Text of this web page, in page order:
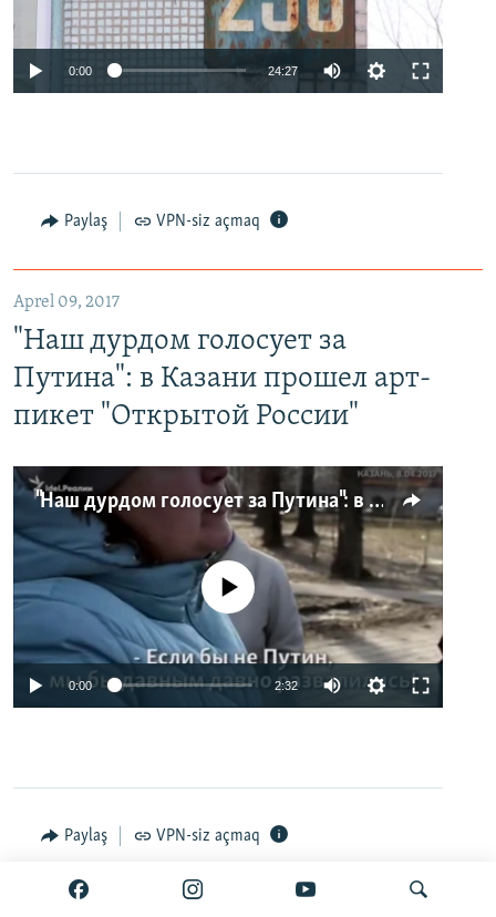
0:00 24:27
Paylaş VPN-siz açmaq
Aprel 09, 2017
"Наш дурдом голосует за
Путина": в Казани прошел арт-
пикет "Открытой России"
"Наш дурдом голосует за Путина": в Казани прошел арт-пикет "Открытой России"
No media source currently available
0:00 2:32
Paylaş VPN-siz açmaq